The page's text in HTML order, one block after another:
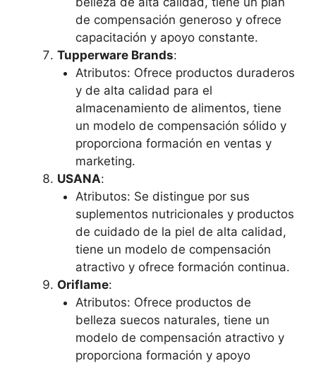
de compensación generoso y ofrece
capacitación y apoyo constante.
Tupperware Brands:
Atributos: Ofrece productos duraderos
y de alta calidad para el
almacenamiento de alimentos, tiene
un modelo de compensación sólido y
proporciona formación en ventas y
marketing.
USANA:
Atributos: Se distingue por sus
suplementos nutricionales y productos
de cuidado de la piel de alta calidad,
tiene un modelo de compensación
atractivo y ofrece formación continua.
Oriflame:
Atributos: Ofrece productos de
belleza suecos naturales, tiene un
modelo de compensación atractivo y
proporciona formación y apoyo